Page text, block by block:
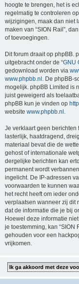
hoogte te brengen, het is
regelmatig te controleren
wijzigingen, maak dan niet
maken van “SION Rail”,
of toevoegingen.
Dit forum draait op phpBB.
uitgebracht onder de “GNU
gedownload worden via
www.phpbb.nl . De phpBB-
mogelijk. phpBB Limited is
juist geweigerd als
phpBB kun je vinden op
website www.phpbb.nl
Je verklaart geen berichten
lasterlijk, haatdragend,
materiaal bevat die de
gehost of internationale
dergelijke berichten kan
permanent wordt
ingelicht. De IP-adressen
voorwaarden te kunnen
het recht heeft om ieder
verplaatsen wanneer zij dit
dat de informatie die je bij
Hoewel deze informatie
je toestemming, kan “SION
gehouden voor een
vrijkomen.